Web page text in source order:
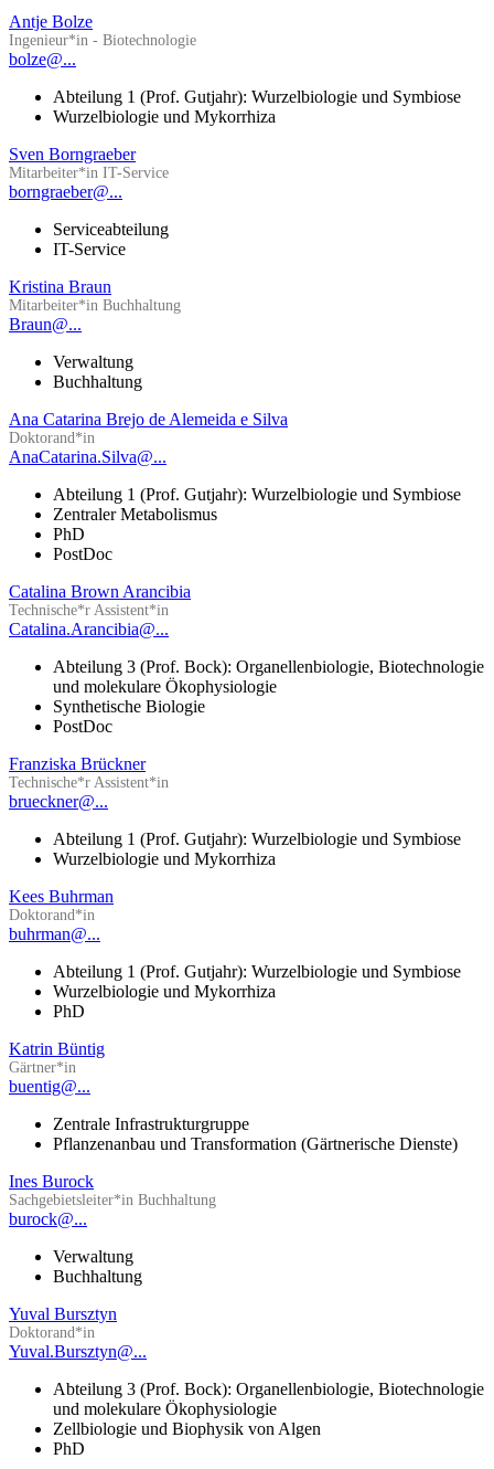
Antje Bolze
Ingenieur*in - Biotechnologie
bolze@...
Abteilung 1 (Prof. Gutjahr): Wurzelbiologie und Symbiose
Wurzelbiologie und Mykorrhiza
Sven Borngraeber
Mitarbeiter*in IT-Service
borngraeber@...
Serviceabteilung
IT-Service
Kristina Braun
Mitarbeiter*in Buchhaltung
Braun@...
Verwaltung
Buchhaltung
Ana Catarina Brejo de Alemeida e Silva
Doktorand*in
AnaCatarina.Silva@...
Abteilung 1 (Prof. Gutjahr): Wurzelbiologie und Symbiose
Zentraler Metabolismus
PhD
PostDoc
Catalina Brown Arancibia
Technische*r Assistent*in
Catalina.Arancibia@...
Abteilung 3 (Prof. Bock): Organellenbiologie, Biotechnologie
und molekulare Ökophysiologie
Synthetische Biologie
PostDoc
Franziska Brückner
Technische*r Assistent*in
brueckner@...
Abteilung 1 (Prof. Gutjahr): Wurzelbiologie und Symbiose
Wurzelbiologie und Mykorrhiza
Kees Buhrman
Doktorand*in
buhrman@...
Abteilung 1 (Prof. Gutjahr): Wurzelbiologie und Symbiose
Wurzelbiologie und Mykorrhiza
PhD
Katrin Büntig
Gärtner*in
buentig@...
Zentrale Infrastrukturgruppe
Pflanzenanbau und Transformation (Gärtnerische Dienste)
Ines Burock
Sachgebietsleiter*in Buchhaltung
burock@...
Verwaltung
Buchhaltung
Yuval Bursztyn
Doktorand*in
Yuval.Bursztyn@...
Abteilung 3 (Prof. Bock): Organellenbiologie, Biotechnologie
und molekulare Ökophysiologie
Zellbiologie und Biophysik von Algen
PhD